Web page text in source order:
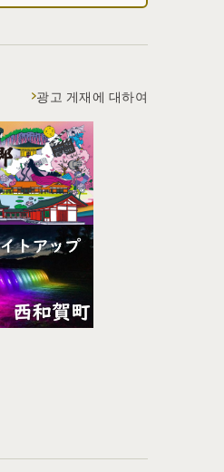
광고 게재에 대하여